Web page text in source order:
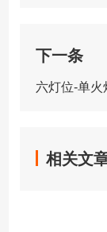
下一条
六灯位-单火
相关文